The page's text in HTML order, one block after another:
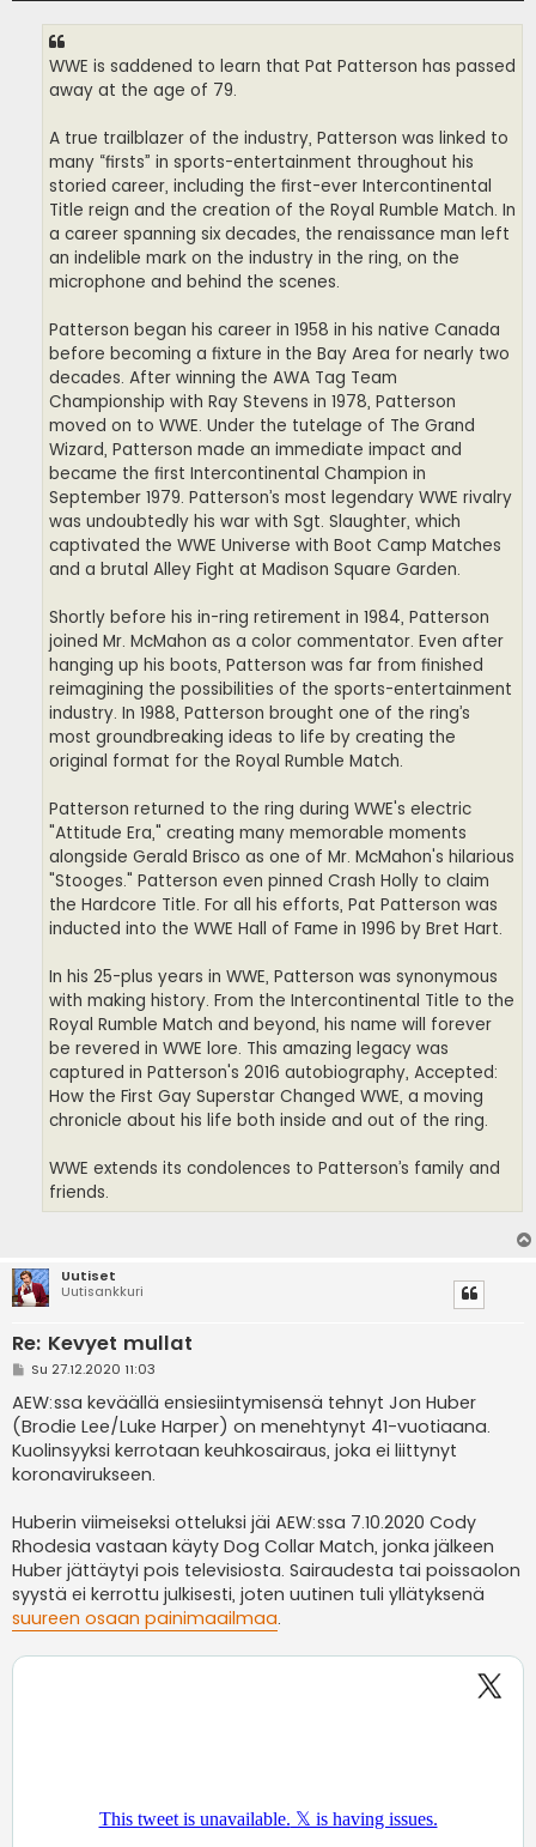
WWE is saddened to learn that Pat Patterson has passed
away at the age of 79.
A true trailblazer of the industry, Patterson was linked to
many “firsts” in sports-entertainment throughout his
storied career, including the first-ever Intercontinental
Title reign and the creation of the Royal Rumble Match. In
a career spanning six decades, the renaissance man left
an indelible mark on the industry in the ring, on the
microphone and behind the scenes.
Patterson began his career in 1958 in his native Canada
before becoming a fixture in the Bay Area for nearly two
decades. After winning the AWA Tag Team
Championship with Ray Stevens in 1978, Patterson
moved on to WWE. Under the tutelage of The Grand
Wizard, Patterson made an immediate impact and
became the first Intercontinental Champion in
September 1979. Patterson’s most legendary WWE rivalry
was undoubtedly his war with Sgt. Slaughter, which
captivated the WWE Universe with Boot Camp Matches
and a brutal Alley Fight at Madison Square Garden.
Shortly before his in-ring retirement in 1984, Patterson
joined Mr. McMahon as a color commentator. Even after
hanging up his boots, Patterson was far from finished
reimagining the possibilities of the sports-entertainment
industry. In 1988, Patterson brought one of the ring’s
most groundbreaking ideas to life by creating the
original format for the Royal Rumble Match.
Patterson returned to the ring during WWE's electric
"Attitude Era," creating many memorable moments
alongside Gerald Brisco as one of Mr. McMahon's hilarious
"Stooges." Patterson even pinned Crash Holly to claim
the Hardcore Title. For all his efforts, Pat Patterson was
inducted into the WWE Hall of Fame in 1996 by Bret Hart.
In his 25-plus years in WWE, Patterson was synonymous
with making history. From the Intercontinental Title to the
Royal Rumble Match and beyond, his name will forever
be revered in WWE lore. This amazing legacy was
captured in Patterson's 2016 autobiography, Accepted:
How the First Gay Superstar Changed WWE, a moving
chronicle about his life both inside and out of the ring.
WWE extends its condolences to Patterson’s family and
friends.
Uutiset
Uutisankkuri
Re: Kevyet mullat
V
e
s
t
i
Su 27.12.2020 11:03
AEW:ssa keväällä ensiesiintymisensä tehnyt Jon Huber
(Brodie Lee/Luke Harper) on menehtynyt 41-vuotiaana.
Kuolinsyyksi kerrotaan keuhkosairaus, joka ei liittynyt
koronavirukseen.
Huberin viimeiseksi otteluksi jäi AEW:ssa 7.10.2020 Cody
Rhodesia vastaan käyty Dog Collar Match, jonka jälkeen
Huber jättäytyi pois televisiosta. Sairaudesta tai poissaolon
syystä ei kerrottu julkisesti, joten uutinen tuli yllätyksenä
suureen osaan painimaailmaa.